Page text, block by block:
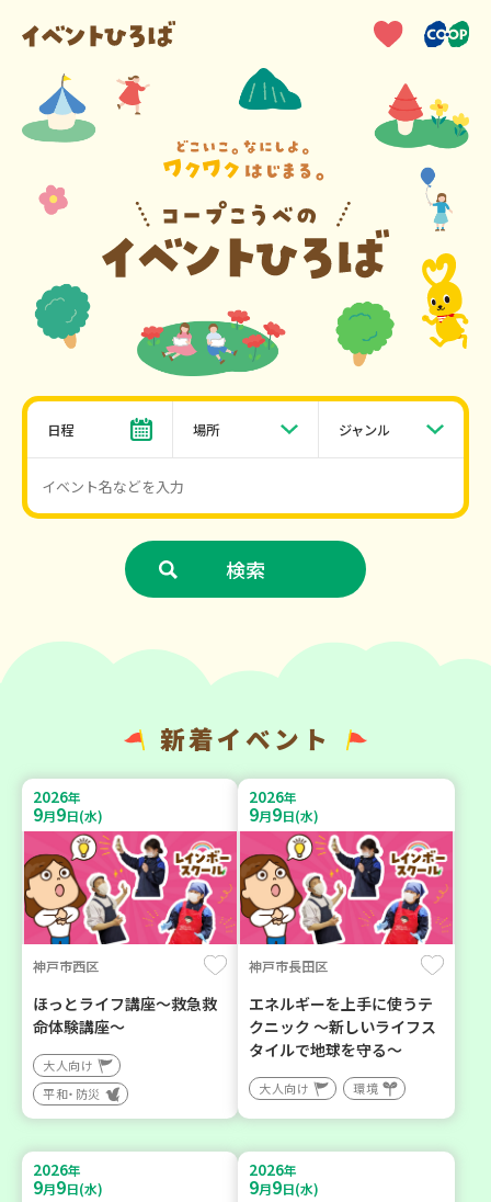
日程 場所 ジャンル
新着イベント
2026年
9月9日(水)
神戸市西区
ほっとライフ講座～救急救
命体験講座～
大人向け
平和・防災
2026年
9月9日(水)
神戸市長田区
エネルギーを上手に使うテ
クニック ～新しいライフス
タイルで地球を守る～
大人向け 環境
2026年
9月9日(水)
2026年
9月9日(水)